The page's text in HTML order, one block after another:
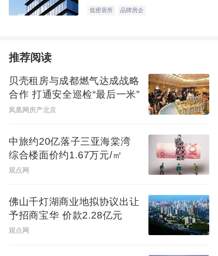
目前项目参考均价约2.8万/平。这个价格放在
对比来看，西边的广钢新城
4-5万/平，东边的万博核心区新房已突破6万/
平。星瀚以不到3万的价格，承接了这两个核
心板块的外溢需求，存在明显的价格洼地效
越秀TOD·星瀚不是一个完美的“六边形战
士”，但它是一个典型的“长板足够长”的项
如果你是在中心区上班、依赖地铁通勤的年
轻白领、追求一步到位的刚需家庭，同时能
低密居所 品牌房企
推荐阅读
贝壳租房与成都燃气达成战略
合作 打通安全巡检“最后一米”
凤凰网房产北京
中旅约20亿落子三亚海棠湾
综合楼面价约1.67万元/㎡
观点网
佛山千灯湖商业地拟协议出让
予招商宝华 价款2.28亿元
观点网